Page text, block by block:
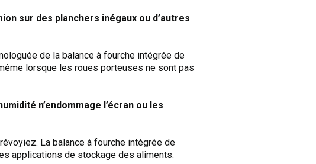
sur des planchers inégaux ou d’autres
de la balance à fourche intégrée de
lorsque les roues porteuses ne sont pas
n’endommage l’écran ou les
La balance à fourche intégrée de
applications de stockage des aliments.